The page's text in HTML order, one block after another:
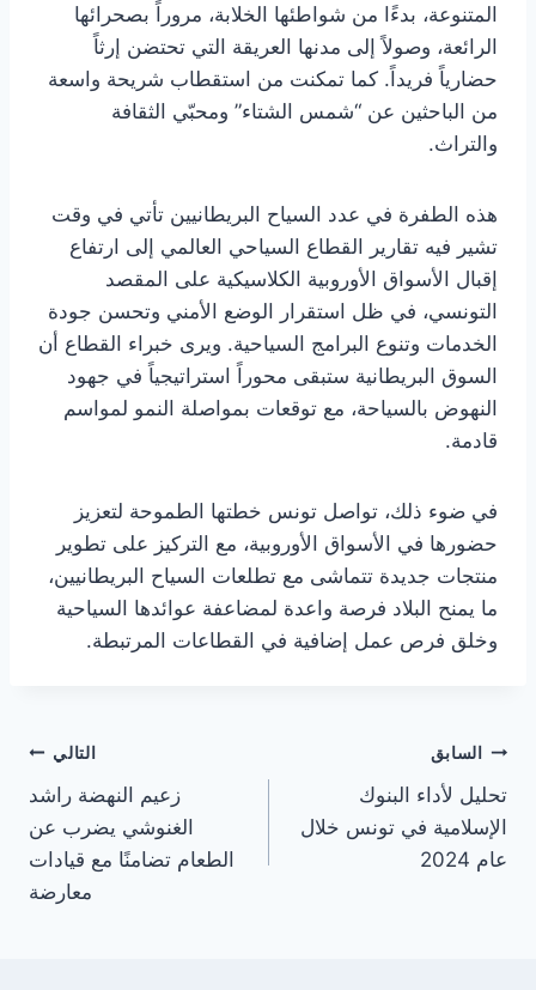
المتنوعة، بدءًا من شواطئها الخلابة، مروراً بصحرائها
الرائعة، وصولاً إلى مدنها العريقة التي تحتضن إرثاً
حضارياً فريداً. كما تمكنت من استقطاب شريحة واسعة
من الباحثين عن “شمس الشتاء” ومحبّي الثقافة
والتراث.
هذه الطفرة في عدد السياح البريطانيين تأتي في وقت
تشير فيه تقارير القطاع السياحي العالمي إلى ارتفاع
إقبال الأسواق الأوروبية الكلاسيكية على المقصد
التونسي، في ظل استقرار الوضع الأمني وتحسن جودة
الخدمات وتنوع البرامج السياحية. ويرى خبراء القطاع أن
السوق البريطانية ستبقى محوراً استراتيجياً في جهود
النهوض بالسياحة، مع توقعات بمواصلة النمو لمواسم
قادمة.
في ضوء ذلك، تواصل تونس خطتها الطموحة لتعزيز
حضورها في الأسواق الأوروبية، مع التركيز على تطوير
منتجات جديدة تتماشى مع تطلعات السياح البريطانيين،
ما يمنح البلاد فرصة واعدة لمضاعفة عوائدها السياحية
وخلق فرص عمل إضافية في القطاعات المرتبطة.
تصفّح
المقالات
السابق
تحليل لأداء البنوك
الإسلامية في تونس خلال
عام 2024
التالي
زعيم النهضة راشد
الغنوشي يضرب عن
الطعام تضامنًا مع قيادات
معارضة